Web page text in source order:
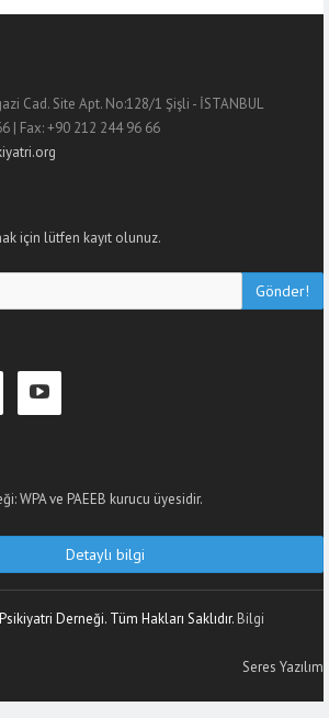
Cad. Site Apt. No:128/1 Şişli - İSTANBUL
| Fax: +90 212 244 96 66
için lütfen kayıt olunuz.
Gönder!
WPA ve PAEEB kurucu üyesidir.
Detaylı bilgi
Derneği. Tüm Hakları Saklıdır. Bilgi
Seres Yazılım